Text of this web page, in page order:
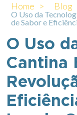
Home > Blog
O Uso da
de Sabor e
O Uso
Cantina